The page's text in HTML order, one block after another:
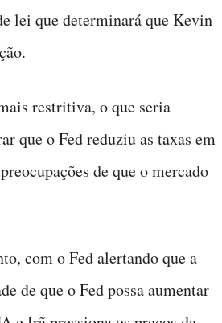
lei que determinará que Kevin
restritiva, o que seria
que o Fed reduziu as taxas em
de que o mercado
com o Fed alertando que a
de que o Fed possa aumentar